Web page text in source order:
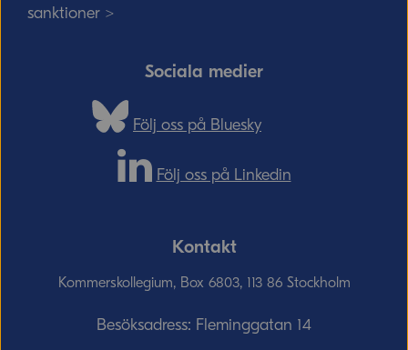
sanktioner >
Sociala medier
Följ oss på Bluesky
Följ oss på Linkedin
Kontakt
Kommerskollegium, Box 6803, 113 86 Stockholm
Besöksadress: Fleminggatan 14